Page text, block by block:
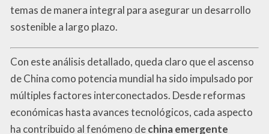
temas de manera integral para asegurar un desarrollo
sostenible a largo plazo.
Con este análisis detallado, queda claro que el ascenso
de China como potencia mundial ha sido impulsado por
múltiples factores interconectados. Desde reformas
económicas hasta avances tecnológicos, cada aspecto
ha contribuido al fenómeno dechina emergente